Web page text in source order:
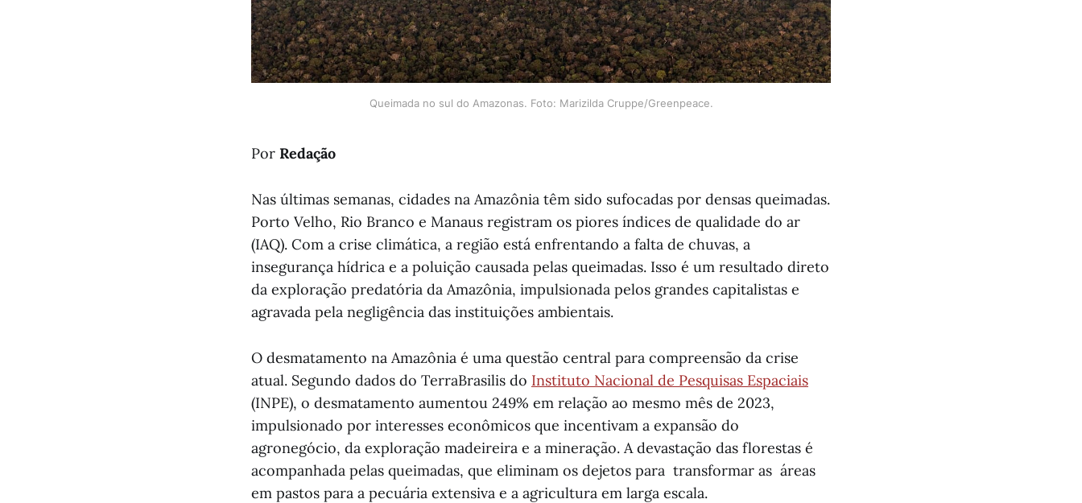
Queimada no sul do Amazonas. Foto: Marizilda Cruppe/Greenpeace.
Por Redação
Nas últimas semanas, cidades na Amazônia têm sido sufocadas por densas queimadas.
Porto Velho, Rio Branco e Manaus registram os piores índices de qualidade do ar
(IAQ). Com a crise climática, a região está enfrentando a falta de chuvas, a
insegurança hídrica e a poluição causada pelas queimadas. Isso é um resultado direto
da exploração predatória da Amazônia, impulsionada pelos grandes capitalistas e
agravada pela negligência das instituições ambientais.
O desmatamento na Amazônia é uma questão central para compreensão da crise
atual. Segundo dados do TerraBrasilis do Instituto Nacional de Pesquisas Espaciais
(INPE), o desmatamento aumentou 249% em relação ao mesmo mês de 2023,
impulsionado por interesses econômicos que incentivam a expansão do
agronegócio, da exploração madeireira e a mineração. A devastação das florestas é
acompanhada pelas queimadas, que eliminam os dejetos para transformar as áreas
em pastos para a pecuária extensiva e a agricultura em larga escala.